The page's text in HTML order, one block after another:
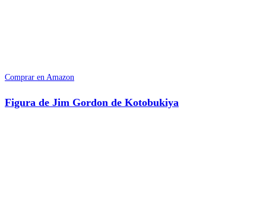
Comprar en Amazon
Figura de Jim Gordon de Kotobukiya